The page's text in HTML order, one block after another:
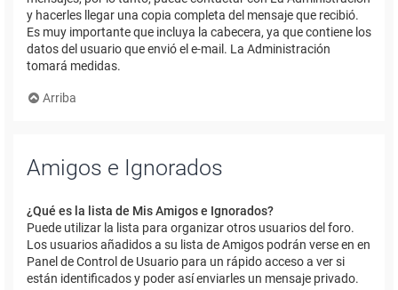
y hacerles llegar una copia completa del mensaje que recibió.
Es muy importante que incluya la cabecera, ya que contiene los
datos del usuario que envió el e-mail. La Administración
tomará medidas.
Arriba
Amigos e Ignorados
¿Qué es la lista de Mis Amigos e Ignorados?
Puede utilizar la lista para organizar otros usuarios del foro.
Los usuarios añadidos a su lista de Amigos podrán verse en en
Panel de Control de Usuario para un rápido acceso a ver si
están identificados y poder así enviarles un mensaje privado.